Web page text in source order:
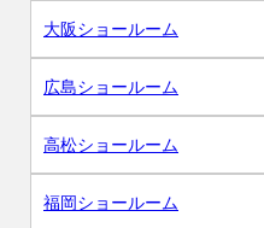
大阪ショールーム
広島ショールーム
高松ショールーム
福岡ショールーム